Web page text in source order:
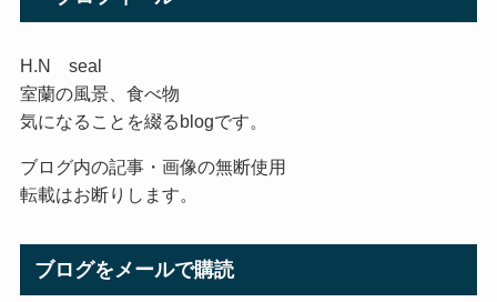
H.N seal
室蘭の風景、食べ物
気になることを綴るblogです。
ブログ内の記事・画像の無断使用
転載はお断りします。
ブログをメールで購読